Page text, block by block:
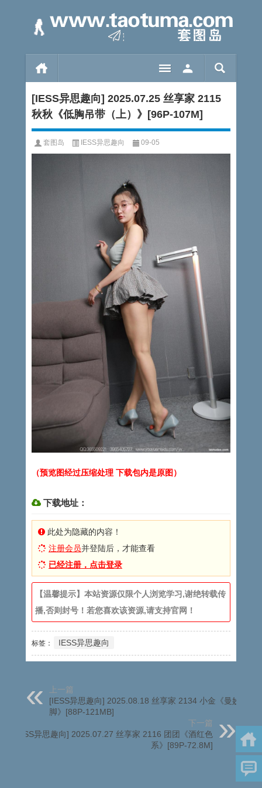
[IESS异思趣向] 2025.07.25 丝享家 2115
秋秋《低胸吊带（上）》[96P-107M]
套图岛 IESS异思趣向 09-05
（预览图经过压缩处理 下载包内是原图）
下载地址：
此处为隐藏的内容！
注册会员并登陆后，才能查看
已经注册，点击登录
【温馨提示】本站资源仅限个人浏览学习,谢绝转载传
播,否则封号！若您喜欢该资源,请支持官网！
标签： IESS异思趣向
上一篇
[IESS异思趣向] 2025.08.18 丝享家 2134 小金《曼妙小
脚》[88P-121MB]
下一篇
[IESS异思趣向] 2025.07.27 丝享家 2116 团团《酒红色
系》[89P-72.8M]